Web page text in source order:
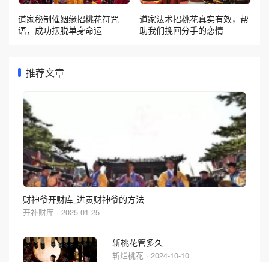
道家秘制催姻缘招桃花符咒
语，成功摆脱单身命运
道家法术招桃花真实有效，帮
助我们挽回分手的恋情
推荐文章
财神爷开财库_进贡财神爷的方法
开补财库 · 2025-01-25
斩桃花管多久
斩烂桃花 · 2024-10-10